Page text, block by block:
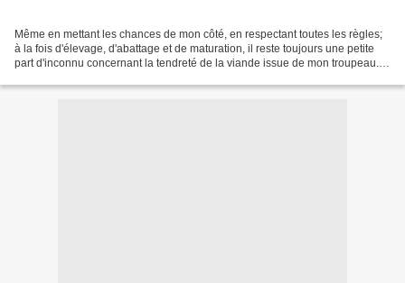
Même en mettant les chances de mon côté, en respectant toutes les règles;
à la fois d'élevage, d'abattage et de maturation, il reste toujours une petite
part d'inconnu concernant la tendreté de la viande issue de mon troupeau.